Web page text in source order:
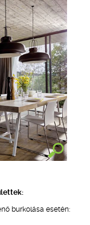
burkolása esetén: